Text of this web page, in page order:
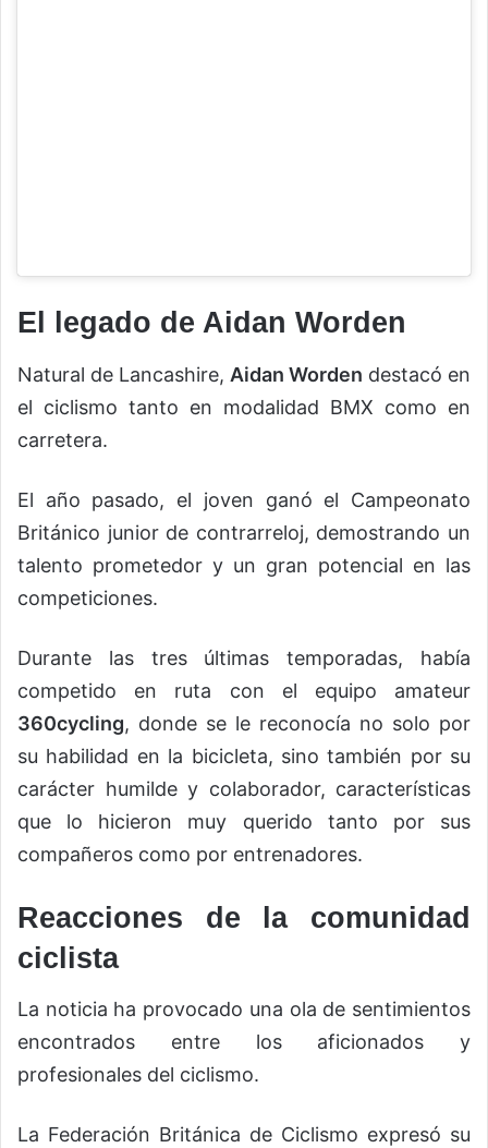
El legado de Aidan Worden
Natural de Lancashire, Aidan Worden destacó en
el ciclismo tanto en modalidad BMX como en
carretera.
El año pasado, el joven ganó el Campeonato
Británico junior de contrarreloj, demostrando un
talento prometedor y un gran potencial en las
competiciones.
Durante las tres últimas temporadas, había
competido en ruta con el equipo amateur
360cycling, donde se le reconocía no solo por
su habilidad en la bicicleta, sino también por su
carácter humilde y colaborador, características
que lo hicieron muy querido tanto por sus
compañeros como por entrenadores.
Reacciones de la comunidad
ciclista
La noticia ha provocado una ola de sentimientos
encontrados entre los aficionados y
profesionales del ciclismo.
La Federación Británica de Ciclismo expresó su